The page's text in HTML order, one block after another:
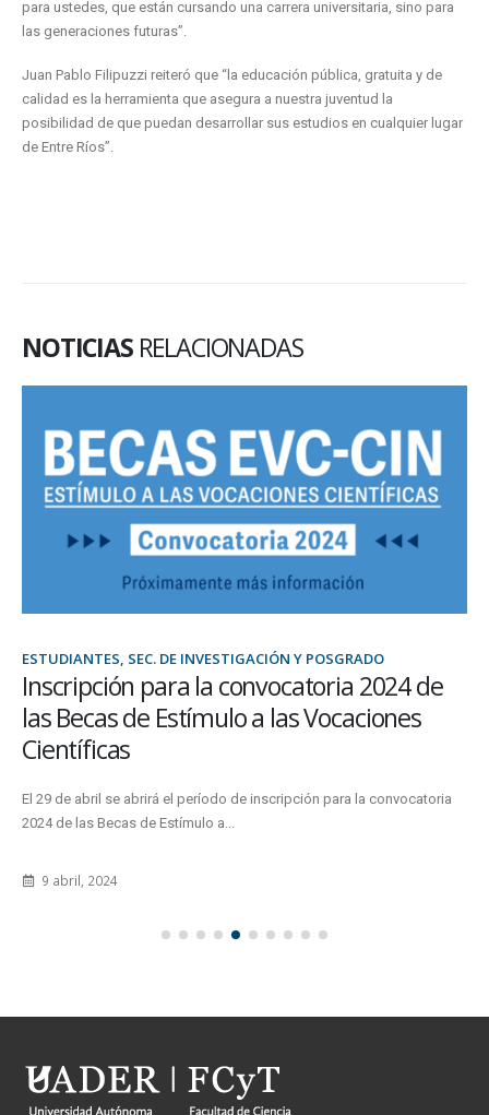
para ustedes, que están cursando una carrera universitaria, sino para
las generaciones futuras”.
Juan Pablo Filipuzzi reiteró que “la educación pública, gratuita y de
calidad es la herramienta que asegura a nuestra juventud la
posibilidad de que puedan desarrollar sus estudios en cualquier lugar
de Entre Ríos”.
NOTICIAS RELACIONADAS
ESTUDIANTES, SEC. DE INVESTIGACIÓN Y POSGRADO
Inscripción para la convocatoria 2024 de
las Becas de Estímulo a las Vocaciones
Científicas
El 29 de abril se abrirá el período de inscripción para la convocatoria
2024 de las Becas de Estímulo a...
9 abril, 2024